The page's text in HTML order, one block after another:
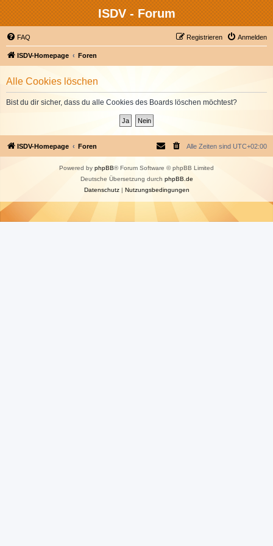
ISDV - Forum
FAQ Anmelden
Registrieren
ISDV-Homepage Foren
Alle Cookies löschen
Bist du dir sicher, dass du alle Cookies des Boards löschen möchtest?
ISDV-Homepage Foren Alle Zeiten sind UTC+02:00
Powered by phpBB® Forum Software © phpBB Limited
Deutsche Übersetzung durch phpBB.de
Datenschutz| Nutzungsbedingungen